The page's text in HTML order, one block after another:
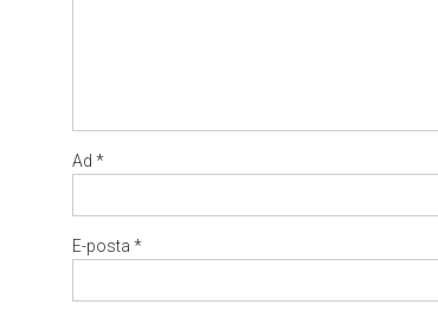
Ad *
E-posta *